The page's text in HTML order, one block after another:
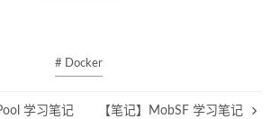
# Docker
学习笔记 【笔记】MobSF 学习笔记